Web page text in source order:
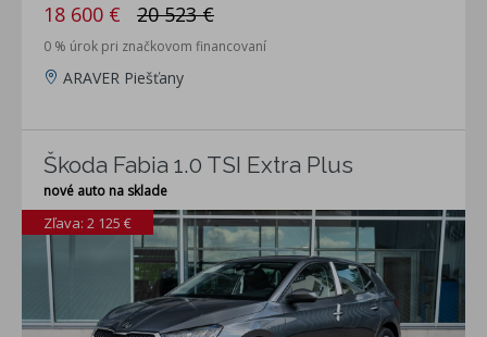
18 600 € 20 523 €
0 % úrok pri značkovom financovaní
ARAVER Piešťany
Škoda Fabia 1.0 TSI Extra Plus
nové auto na sklade
Zľava: 2 125 €